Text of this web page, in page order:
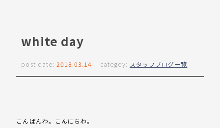
white day
post date: 2018.03.14 categoy: スタッフブログ一覧
こんばんわ。こんにちわ。